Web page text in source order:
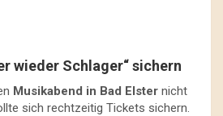
wieder Schlager“ sichern
Musikabend in Bad Elster nicht
sich rechtzeitig Tickets sichern.